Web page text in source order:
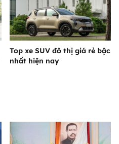
Top xe SUV đô thị giá rẻ bậc
nhất hiện nay